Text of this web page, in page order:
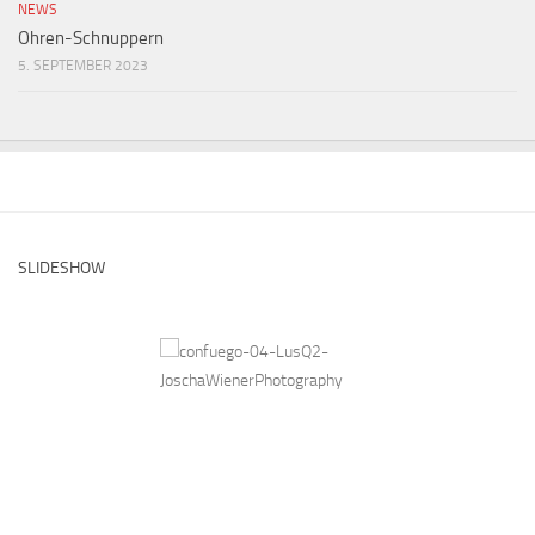
NEWS
Ohren-Schnuppern
5. SEPTEMBER 2023
SLIDESHOW